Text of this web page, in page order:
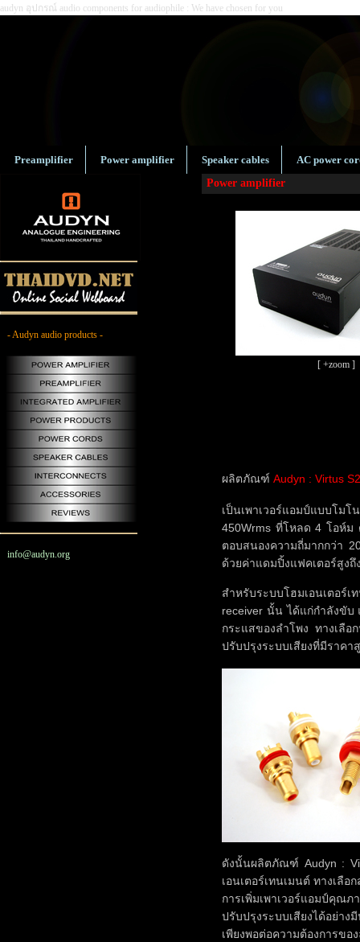
audyn อุปกรณ์ audio components for audiophile : We have chosen for you
Preamplifier Power amplifier Speaker cables AC power
- Audyn audio products -
info@audyn.org
Power amplifier
[ +zoom ]
ผลิตภัณฑ์ Audyn : Virtus
เป็นเพาเวอร์แอมป์แบบโ
450Wrms ที่โหลด 4 โอห์ม
ตอบสนองความถี่มากกว่า
ด้วยค่าแดมปิ้งแฟคเตอร์สูง
สำหรับระบบโฮมเอนเตอร์
receiver นั้น ได้แก่กำลังขับ
กระแสของลำโพง ทางเลื
ปรับปรุงระบบเสียงที่มีราคา
ดังนั้นผลิตภัณฑ์ Audyn :
เอนเตอร์เทนเมนต์ ทางเลื
การเพิ่มเพาเวอร์แอมป์คุณ
ปรับปรุงระบบเสียงได้อย่า
เพียงพอต่อความต้องการ